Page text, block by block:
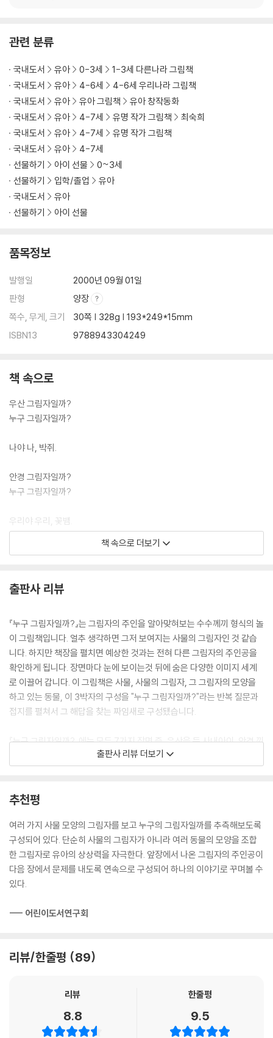
게 세트
관련 분류
국내도서 유아 0-3세
1-3세 다른나라 그림책
국내도서
유아 4-6세
4-6세 우리나라 그림책
국내도서
유아 유아 그림책
유아 창작동화
국내도서
유아 4-7세 유명 작가 그림책
최숙희
국내도서
유아 4-7세
유명 작가 그림책
국내도서
유아
4-7세
선물하기
아이 선물
0~3세
선물하기
입학/졸업
유아
국내도서
유아
선물하기
아이 선물
품목정보
발행일
2000년 09월 01일
판형
양장
쪽수, 무게, 크기
30쪽 | 328g | 193*249*15mm
ISBN13
9788943304249
책 속으로
우산 그림자일까?
누구 그림자일까?
나야 나, 박쥐.
안경 그림자일까?
누구 그림자일까?
우리야 우리, 꽃뱀.
누구 그림자일까?
사과 그림자일까?
누구 그림자 일까?
우리야, 우리.
--- p.마지막
책 속으로 더보기
출판사 리뷰
『누구 그림자일까?』는 그림자의 주인을 알아맞혀보는 수수께끼 형식의 놀
이 그림책입니다. 얼추 생각하면 그저 보여지는 사물의 그림자인 것 같습
니다. 하지만 책장을 펼치면 예상한 것과는 전혀 다른 그림자의 주인공을
확인하게 됩니다. 장면마다 눈에 보이는것 뒤에 숨은 다양한 이미지 세계
로 이끌어 갑니다. 이 그림책은 사물, 사물의 그림자, 그 그림자의 모양을
하고 있는 동물, 이 3박자의 구성을 "누구 그림자일까?"라는 반복 질문과
접지를 펼쳐서 그 해답을 찾는 짜임새로 구성됐습니다.
『누구 그림자일까?』에는 모두 7가지 장면 즉, 우산을 든 사내아이, 안경 낀
박쥐, 장화를 신고 콩콩 뛰는 꽃뱀, 털모자를 눌러쓴 불독, 꽃병을 들고 있
는 큰곰, 부채질하는 문어, 사과 바구니를 든 공작새 등이 차례로 이어집니
장화, 털모자, 꽃병, 부채, 사과 등 7가지 사물의 그림자가 보여집니다. 누
그림자만 담긴 접지를 펼치면 우산처럼 날개를 펼친 박쥐, 안경처럼 돌돌
말린 꽃뱀 2마리, 장화처럼 몸을 움츠린 불독, 털모자처럼 곰 등에 올라탄
고슴도치, 꽃병 모양의 문어, 부채처럼 날개를 편 공작새, 사과처럼 동그란
무당벌레 등이 나타납니다. 한 장면 한 장면 그림자 주인이 누군지 생각하
그리고 상상력을 자연스레 길러줍니다.
하기 위하여 실시한 2000년 제1회 보림 창작 그림책 공모전에서 '가작'으
출판사 리뷰 더보기
추천평
여러 가지 사물 모양의 그림자를 보고 누구의 그림자일까를 추측해보도록
구성되어 있다. 단순히 사물의 그림자가 아니라 여러 동물의 모양을 조합
한 그림자로 유아의 상상력을 자극한다. 앞장에서 나온 그림자의 주인공이
다음 장에서 문제를 내도록 연속으로 구성되어 하나의 이야기로 꾸며볼 수
있다.
--- 어린이도서연구회
리뷰/한줄평 89
리뷰
8.8
한줄평
9.5